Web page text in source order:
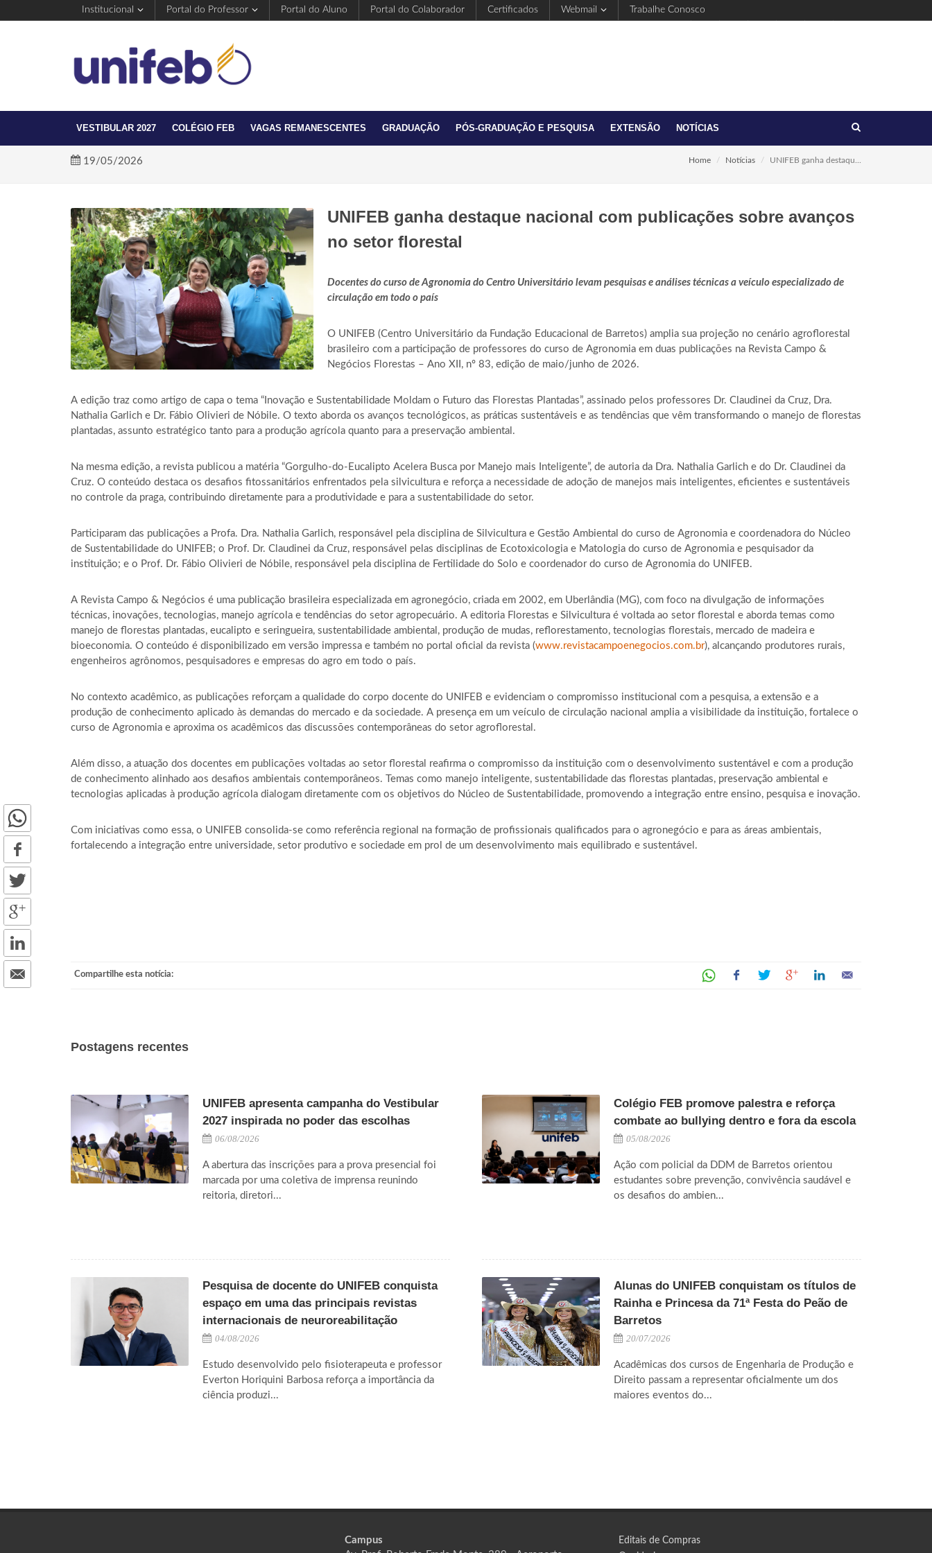
Institucional Portal do Professor Portal do Aluno Portal do Colaborador Certificados Webmail Trabalhe Conosco
VESTIBULAR 2027 COLÉGIO FEB VAGAS REMANESCENTES GRADUAÇÃO PÓS-GRADUAÇÃO E PESQUISA EXTENSÃO NOTÍCIAS
19/05/2026 Home Notícias UNIFEB ganha destaqu...
UNIFEB ganha destaque nacional com publicações sobre avanços
no setor florestal
Docentes do curso de Agronomia do Centro Universitário levam pesquisas e análises técnicas a veículo especializado de
circulação em todo o país
O UNIFEB (Centro Universitário da Fundação Educacional de Barretos) amplia sua projeção no cenário agroflorestal
brasileiro com a participação de professores do curso de Agronomia em duas publicações na Revista Campo &
Negócios Florestas – Ano XII, nº 83, edição de maio/junho de 2026.
A edição traz como artigo de capa o tema “Inovação e Sustentabilidade Moldam o Futuro das Florestas Plantadas”, assinado pelos professores Dr. Claudinei da Cruz, Dra.
Nathalia Garlich e Dr. Fábio Olivieri de Nóbile. O texto aborda os avanços tecnológicos, as práticas sustentáveis e as tendências que vêm transformando o manejo de florestas
plantadas, assunto estratégico tanto para a produção agrícola quanto para a preservação ambiental.
Na mesma edição, a revista publicou a matéria “Gorgulho-do-Eucalipto Acelera Busca por Manejo mais Inteligente”, de autoria da Dra. Nathalia Garlich e do Dr. Claudinei da
Cruz. O conteúdo destaca os desafios fitossanitários enfrentados pela silvicultura e reforça a necessidade de adoção de manejos mais inteligentes, eficientes e sustentáveis
no controle da praga, contribuindo diretamente para a produtividade e para a sustentabilidade do setor.
Participaram das publicações a Profa. Dra. Nathalia Garlich, responsável pela disciplina de Silvicultura e Gestão Ambiental do curso de Agronomia e coordenadora do Núcleo
de Sustentabilidade do UNIFEB; o Prof. Dr. Claudinei da Cruz, responsável pelas disciplinas de Ecotoxicologia e Matologia do curso de Agronomia e pesquisador da
instituição; e o Prof. Dr. Fábio Olivieri de Nóbile, responsável pela disciplina de Fertilidade do Solo e coordenador do curso de Agronomia do UNIFEB.
A Revista Campo & Negócios é uma publicação brasileira especializada em agronegócio, criada em 2002, em Uberlândia (MG), com foco na divulgação de informações
técnicas, inovações, tecnologias, manejo agrícola e tendências do setor agropecuário. A editoria Florestas e Silvicultura é voltada ao setor florestal e aborda temas como
manejo de florestas plantadas, eucalipto e seringueira, sustentabilidade ambiental, produção de mudas, reflorestamento, tecnologias florestais, mercado de madeira e
bioeconomia. O conteúdo é disponibilizado em versão impressa e também no portal oficial da revista (www.revistacampoenegocios.com.br), alcançando produtores rurais,
engenheiros agrônomos, pesquisadores e empresas do agro em todo o país.
No contexto acadêmico, as publicações reforçam a qualidade do corpo docente do UNIFEB e evidenciam o compromisso institucional com a pesquisa, a extensão e a
produção de conhecimento aplicado às demandas do mercado e da sociedade. A presença em um veículo de circulação nacional amplia a visibilidade da instituição, fortalece o
curso de Agronomia e aproxima os acadêmicos das discussões contemporâneas do setor agroflorestal.
Além disso, a atuação dos docentes em publicações voltadas ao setor florestal reafirma o compromisso da instituição com o desenvolvimento sustentável e com a produção
de conhecimento alinhado aos desafios ambientais contemporâneos. Temas como manejo inteligente, sustentabilidade das florestas plantadas, preservação ambiental e
tecnologias aplicadas à produção agrícola dialogam diretamente com os objetivos do Núcleo de Sustentabilidade, promovendo a integração entre ensino, pesquisa e inovação.
Com iniciativas como essa, o UNIFEB consolida-se como referência regional na formação de profissionais qualificados para o agronegócio e para as áreas ambientais,
fortalecendo a integração entre universidade, setor produtivo e sociedade em prol de um desenvolvimento mais equilibrado e sustentável.
Compartilhe esta notícia:
Postagens recentes
UNIFEB apresenta campanha do Vestibular
2027 inspirada no poder das escolhas
06/08/2026
A abertura das inscrições para a prova presencial foi
marcada por uma coletiva de imprensa reunindo
reitoria, diretori...
Colégio FEB promove palestra e reforça
combate ao bullying dentro e fora da escola
05/08/2026
Ação com policial da DDM de Barretos orientou
estudantes sobre prevenção, convivência saudável e
os desafios do ambien...
Pesquisa de docente do UNIFEB conquista
espaço em uma das principais revistas
internacionais de neuroreabilitação
04/08/2026
Estudo desenvolvido pelo fisioterapeuta e professor
Everton Horiquini Barbosa reforça a importância da
ciência produzi...
Alunas do UNIFEB conquistam os títulos de
Rainha e Princesa da 71ª Festa do Peão de
Barretos
20/07/2026
Acadêmicas dos cursos de Engenharia de Produção e
Direito passam a representar oficialmente um dos
maiores eventos do...
Campus
Editais de Compras